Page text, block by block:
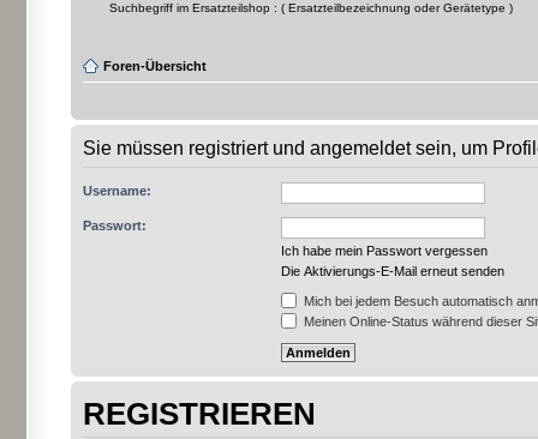
Suchbegriff im Ersatzteilshop : ( Ersatzteilbezeichnung oder Gerätetype )
Foren-Übersicht
Sie müssen registriert und angemeldet sein, um
Username:
Passwort:
Ich habe mein Passwort vergessen
Die Aktivierungs-E-Mail erneut senden
Mich bei jedem Besuch automatisch
Meinen Online-Status während dieser
REGISTRIEREN